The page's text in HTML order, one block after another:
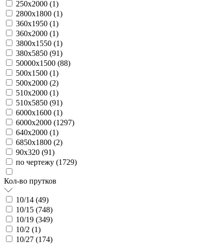
250х2000 (1)
2800х1800 (1)
360х1950 (1)
360х2000 (1)
3800х1550 (1)
380х5850 (91)
50000х1500 (88)
500х1500 (1)
500х2000 (2)
510х2000 (1)
510х5850 (91)
6000х1600 (1)
6000х2000 (1297)
640х2000 (1)
6850х1800 (2)
90х320 (91)
по чертежу (1729)
Кол-во прутков
10/14 (49)
10/15 (748)
10/19 (349)
10/2 (1)
10/27 (174)